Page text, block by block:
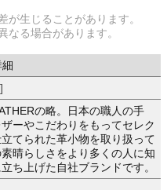
生じることがあります。
なる場合があります。
の略。日本の職人の手
ーやこだわりをもってセレク
てられた革小物を取り扱って
晴らしさをより多くの人に知
ち上げた自社ブランドです。